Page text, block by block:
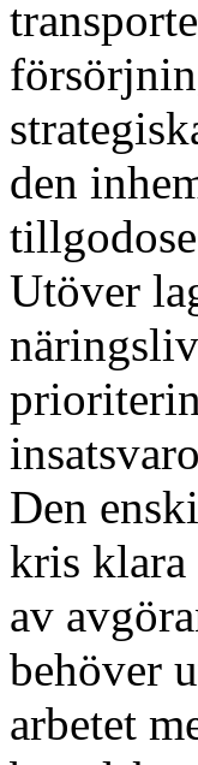
den
Utöver
Den
kris klara
av
behöver
arbetet